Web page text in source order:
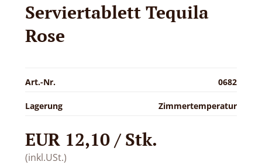
Serviertablett Tequila
Rose
Art.-Nr. 0682
Lagerung Zimmertemperatur
EUR 12,10 / Stk.
(inkl.USt.)